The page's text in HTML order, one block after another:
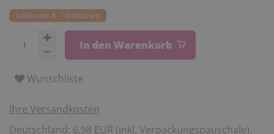
Lieferzeit: 8 - 10 Wochen
In den Warenkorb
Wunschliste
Ihre Versandkosten
Deutschland: 6,98 EUR (inkl. Verpackungspauschale).